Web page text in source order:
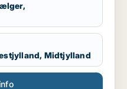
Midtjylland